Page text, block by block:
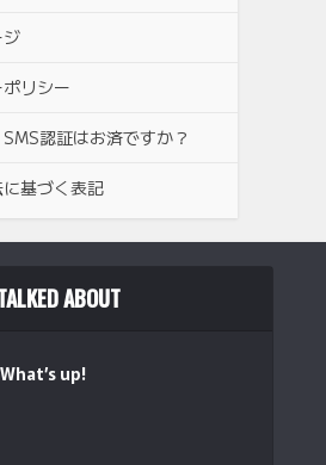
リシー
認証はお済ですか？
基づく表記
ABOUT
What’s up!